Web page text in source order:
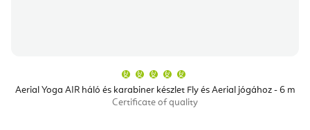
Aerial Yoga AIR háló és karabiner készlet Fly és Aerial jógához - 6 m
Certificate of quality
átlagos
értékelése
5-